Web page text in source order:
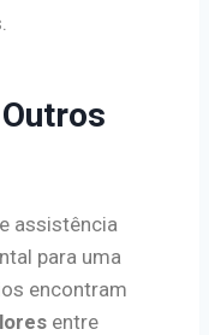
assistência
para uma
encontram
entre